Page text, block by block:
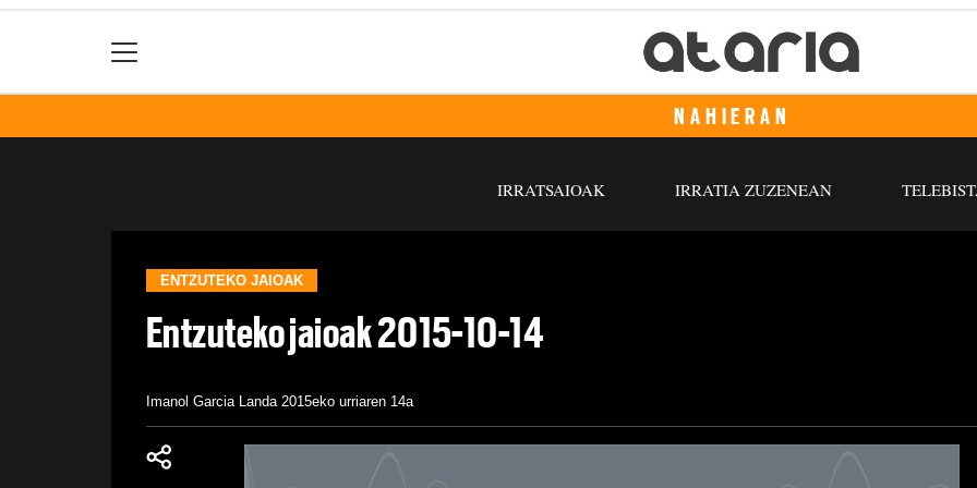
NAHIERAN
IRRATSAIOAK IRRATIA ZUZENEAN
ENTZUTEKO JAIOAK
Entzuteko jaioak 2015-10-14
Imanol Garcia Landa 2015eko urriaren 14a